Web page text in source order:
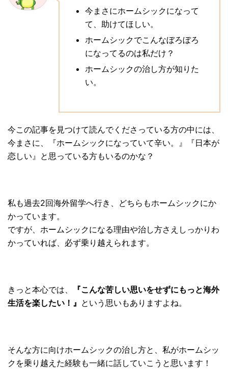
今まさにホームシックになって
て、助けてほしい。
ホームシックでこんなぼろぼろ
になってるのは私だけ？
ホームシックの治し方が知りた
い。
今この記事を見つけて読んでくださっている方の中には、
今まさに、『ホームシックになっていて辛い。』『日本が
恋しい』 と思っている方もいるのかな？
私も過去2回海外留学へ行き、 どちらもホームシックにか
かっています。
ですが、 ホームシックになる理由や治し方さえしっかりわ
かっていれば、 必ず乗り越えられます。
きっと本心では、 『こんな苦しい思いをせずにもっと海外
生活を楽したい！』 という思いもありますよね。
そんな方に向けホームシックの治し方と、私がホームシッ
クを乗り越えた経験も一緒に話していこうと思います！